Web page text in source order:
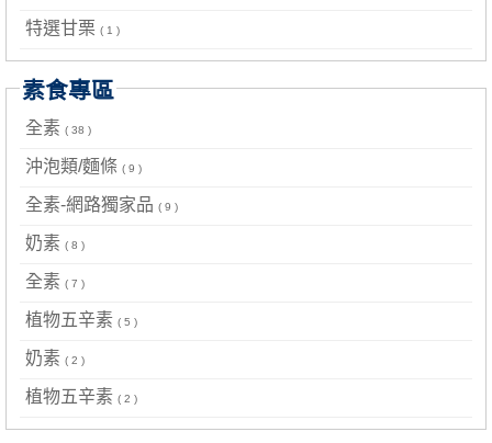
特選甘栗 ( 1 )
素食專區
全素 ( 38 )
沖泡類/麵條 ( 9 )
全素-網路獨家品 ( 9 )
奶素 ( 8 )
全素 ( 7 )
植物五辛素 ( 5 )
奶素 ( 2 )
植物五辛素 ( 2 )